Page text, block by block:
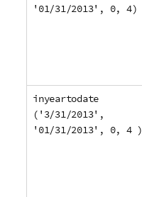
'01/31/2013', 0, 4)
inyeartodate
('3/31/2013',
'01/31/2013', 0, 4 )